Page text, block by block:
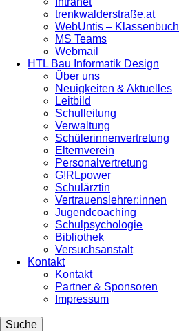
trenkwalderstraße.at
WebUntis – Klassenbuch
MS Teams
Webmail
HTL Bau Informatik Design
Über uns
Neuigkeiten & Aktuelles
Leitbild
Schulleitung
Verwaltung
Schülerinnenvertretung
Elternverein
Personalvertretung
G!RLpower
Schulärztin
Vertrauenslehrer:innen
Jugendcoaching
Schulpsychologie
Bibliothek
Versuchsanstalt
Kontakt
Kontakt
Partner & Sponsoren
Impressum
Suche